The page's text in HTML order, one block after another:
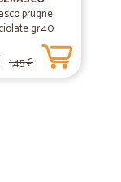
prugne
gr.40
1,45 €